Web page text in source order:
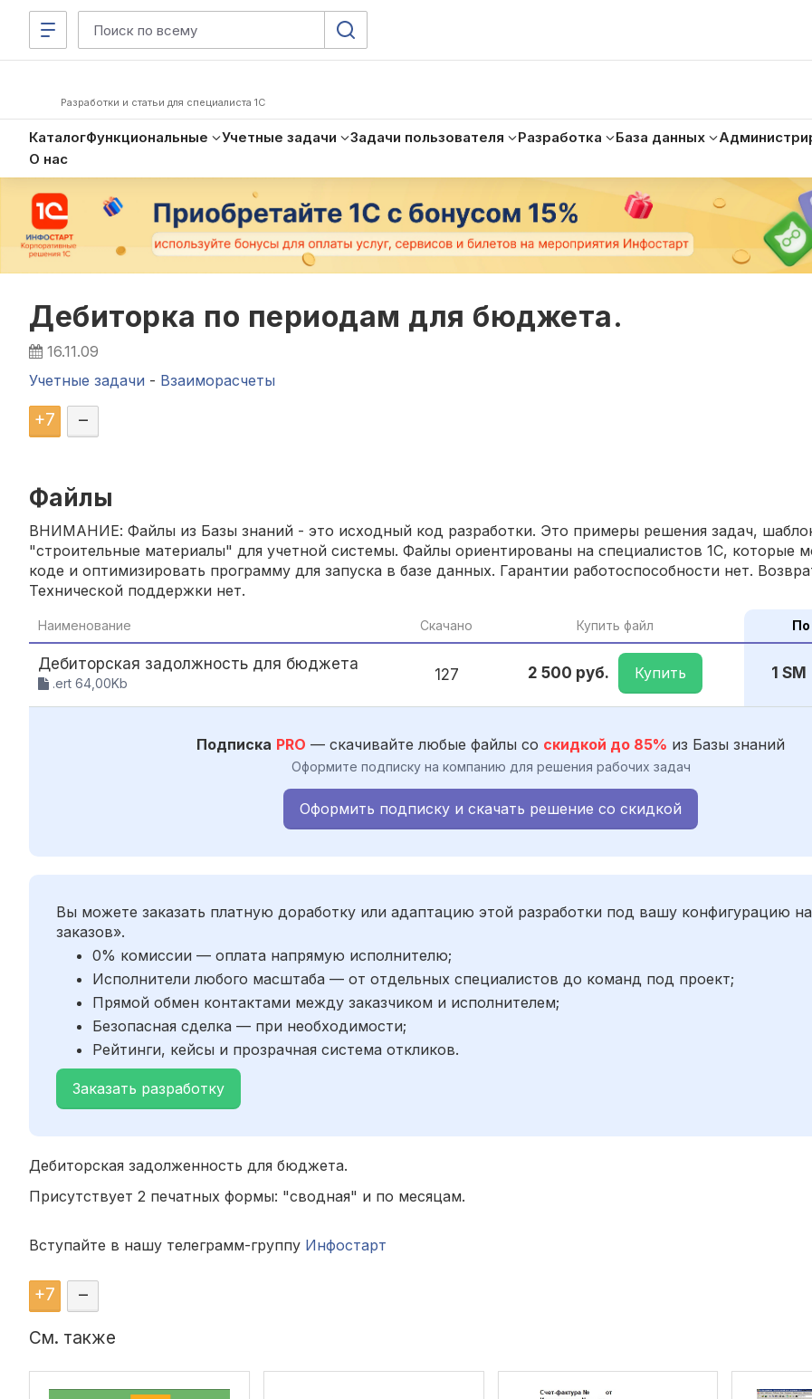
Разработки и статьи для специалиста 1С
КаталогФункциональные Учетные задачи Задачи пользователя Разработка База данных
О нас
Дебиторка по периодам для бюджета.
16.11.09
Учетные задачи - Взаиморасчеты
+7 –
Файлы
ВНИМАНИЕ: Файлы из Базы знаний - это исходный код разработки. Это примеры решения задач,
"строительные материалы" для учетной системы. Файлы ориентированы на специалистов 1С, которые
коде и оптимизировать программу для запуска в базе данных. Гарантии работоспособности нет.
Технической поддержки нет.
Наименование Скачано Купить файл По
Дебиторская задолжность для бюджета
.ert 64,00Kb 127 2 500 руб. Купить 1 SM
Подписка PRO — скачивайте любые файлы со скидкой до 85% из Базы знаний
Оформите подписку на компанию для решения рабочих задач
Оформить подписку и скачать решение со скидкой
Вы можете заказать платную доработку или адаптацию этой разработки под вашу конфигурацию
заказов».
0% комиссии — оплата напрямую исполнителю;
Исполнители любого масштаба — от отдельных специалистов до команд под проект;
Прямой обмен контактами между заказчиком и исполнителем;
Безопасная сделка — при необходимости;
Рейтинги, кейсы и прозрачная система откликов.
Заказать разработку
Дебиторская задолженность для бюджета.
Присутствует 2 печатных формы: "сводная" и по месяцам.
Вступайте в нашу телеграмм-группу Инфостарт
+7 –
См. также